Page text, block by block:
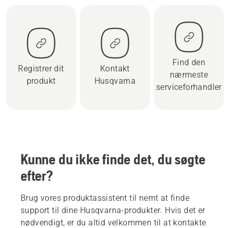
Registrer dit
produkt
Kontakt
Husqvarna
Find den
nærmeste
serviceforhandler
Kunne du ikke finde det, du søgte
efter?
Brug vores produktassistent til nemt at finde
support til dine Husqvarna-produkter. Hvis det er
nødvendigt, er du altid velkommen til at kontakte